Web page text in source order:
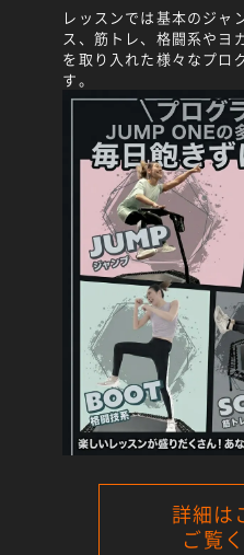
レッスンでは基本のジャ
ス、筋トレ、格闘系やヨ
を取り入れた様々なプロ
す。
詳細は
ご覧